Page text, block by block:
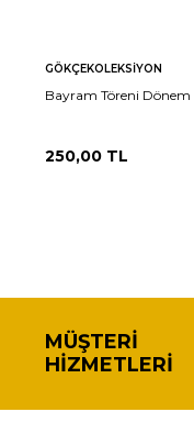
GÖKÇEKOLEKSIYON
Bayram Töreni
250,00 TL
MÜŞTERI
HIZMETLERI